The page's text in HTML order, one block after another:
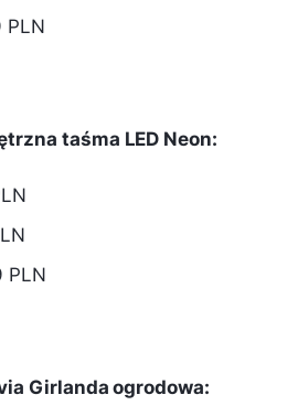
PLN
taśma LED Neon:
PLN
Girlanda ogrodowa: